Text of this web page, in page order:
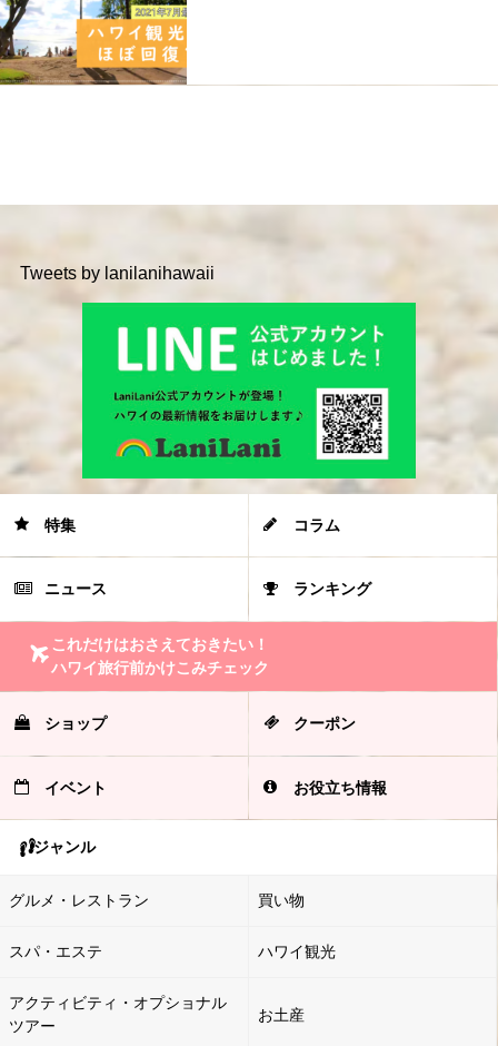
Tweets by lanilanihawaii
特集 コラム
ニュース ランキング
これだけはおさえておきたい！
ハワイ旅行前かけこみチェック
ショップ クーポン
イベント お役立ち情報
ジャンル
グルメ・レストラン 買い物
スパ・エステ ハワイ観光
アクティビティ・オプショナル
ツアー
お土産